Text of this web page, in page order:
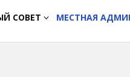
СОВЕТ МЕСТНАЯ